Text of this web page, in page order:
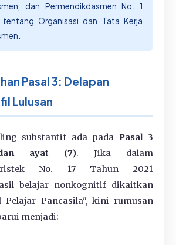
dan Permendikdasmen No. 1
Organisasi dan Tata Kerja
Pasal 3: Delapan
Lulusan
substantif ada pada Pasal 3
ayat (7). Jika dalam
No. 17 Tahun 2021
belajar nonkognitif dikaitkan
Pelajar Pancasila", kini rumusan
menjadi: